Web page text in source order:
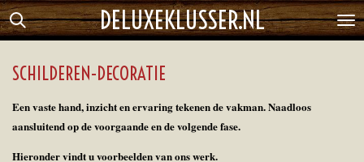
Ga
direct
de
DELUXEKLUSSER.NL
SCHILDEREN-DECORATIE
Een vaste hand, inzicht en ervaring tekenen de vakman. Naadloos
aansluitend op de voorgaande en de volgende fase.
Hieronder vindt u voorbeelden van ons werk.